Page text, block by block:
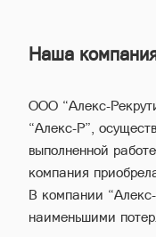
Наша
ООО “Алекс-
“Алекс-Р”,
выполненной
компания
В компании “Алекс-
наименьшими